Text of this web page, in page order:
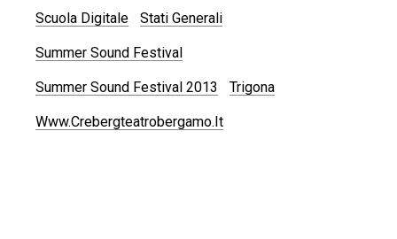
Scuola Digitale Stati Generali
Summer Sound Festival
Summer Sound Festival 2013 Trigona
Www.crebergteatrobergamo.it